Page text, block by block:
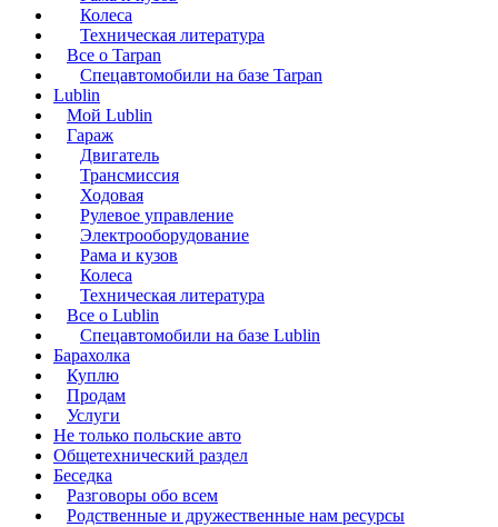
Колеса
Техническая литература
Все о Tarpan
Спецавтомобили на базе Tarpan
Lublin
Мой Lublin
Гараж
Двигатель
Трансмиссия
Ходовая
Рулевое управление
Электрооборудование
Рама и кузов
Колеса
Техническая литература
Все о Lublin
Спецавтомобили на базе Lublin
Барахолка
Куплю
Продам
Услуги
Не только польские авто
Общетехнический раздел
Беседка
Разговоры обо всем
Родственные и дружественные нам ресурсы